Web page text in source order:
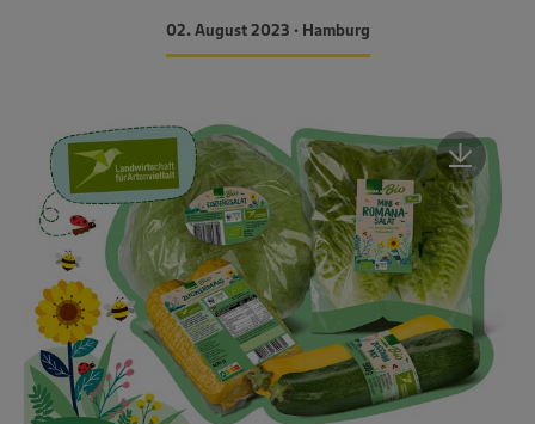
02. August 2023 • Hamburg